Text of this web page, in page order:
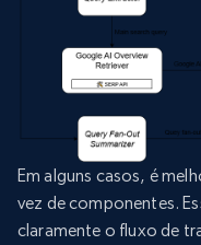
Em alguns casos, é
vez de componentes.
claramente o fluxo de